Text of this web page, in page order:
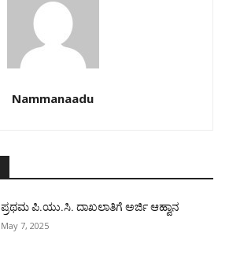
Nammanaadu
ಪ್ರಥಮ ಪಿ.ಯು.ಸಿ. ದಾಖಲಾತಿಗೆ ಅರ್ಜಿ ಆಹ್ವಾನ
May 7, 2025